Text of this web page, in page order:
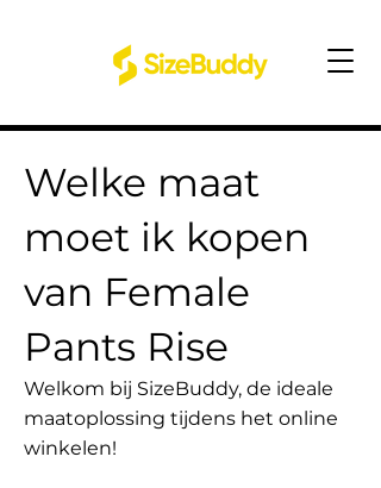
Welke maat
moet ik kopen
van Female
Pants Rise
Welkom bij SizeBuddy, de ideale
maatoplossing tijdens het online
winkelen!